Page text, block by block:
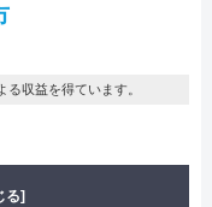
収益を得ています。
る]